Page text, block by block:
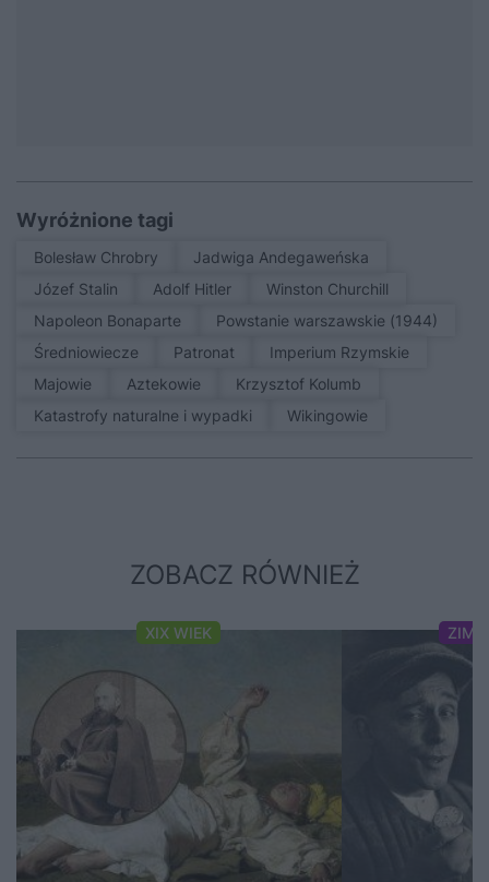
Wyróżnione tagi
Bolesław Chrobry
Jadwiga Andegaweńska
Józef Stalin
Adolf Hitler
Winston Churchill
Napoleon Bonaparte
Powstanie warszawskie (1944)
średniowiecze
patronat
Imperium Rzymskie
Majowie
Aztekowie
Krzysztof Kolumb
Katastrofy naturalne i wypadki
Wikingowie
ZOBACZ RÓWNIEŻ
XIX WIEK